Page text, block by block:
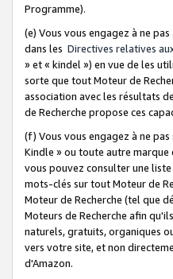
Programme).
(e) Vous vous engagez à ne
dans les Directives relatives
» et « kindel ») en vue de les
sorte que tout Moteur de
association avec les résultats
de Recherche propose ces
(f) Vous vous engagez à ne
Kindle » ou toute autre
vous pouvez consulter une
mots-clés sur tout Moteur de
Moteur de Recherche (tel que
Moteurs de Recherche afin
naturels, gratuits, organiques
vers votre site, et non
d'Amazon.